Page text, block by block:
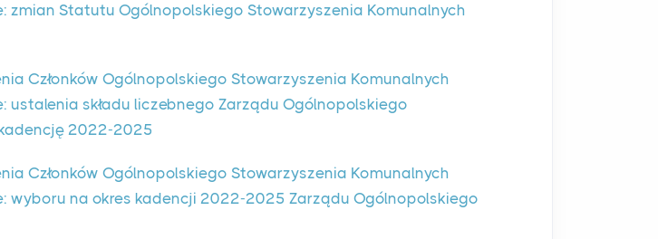
zmian Statutu Ogólnopolskiego Stowarzyszenia Komunalnych
Członków Ogólnopolskiego Stowarzyszenia Komunalnych
ustalenia składu liczebnego Zarządu Ogólnopolskiego
2022-2025
Członków Ogólnopolskiego Stowarzyszenia Komunalnych
wyboru na okres kadencji 2022-2025 Zarządu Ogólnopolskiego